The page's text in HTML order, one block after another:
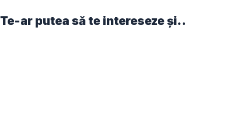
Te-ar putea să te intereseze și..